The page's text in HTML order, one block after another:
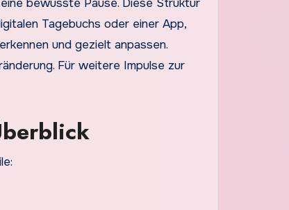
bewusste Pause. Diese Struktur
Tagebuchs oder einer App,
und gezielt anpassen.
Für weitere Impulse zur